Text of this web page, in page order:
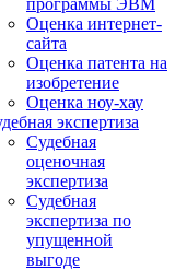
программы ЭВМ
Оценка интернет-
сайта
Оценка патента на
изобретение
Оценка ноу-хау
экспертиза
Судебная
оценочная
экспертиза
Судебная
экспертиза по
упущенной
выгоде